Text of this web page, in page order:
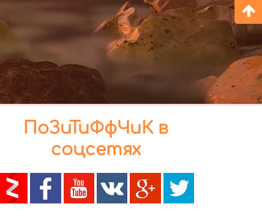
ПоЗиТиФфЧиК в
соцсетях